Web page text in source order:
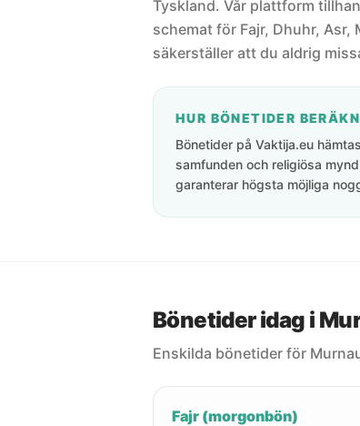
Tyskland. Vår plattform
schemat för Fajr, Dhuhr, Asr,
säkerställer att du aldrig
HUR BÖNETIDER
Bönetider på Vaktija.eu
samfunden och religiösa
garanterar högsta möjliga
Bönetider idag i
Enskilda bönetider för
Fajr (morgonbön)